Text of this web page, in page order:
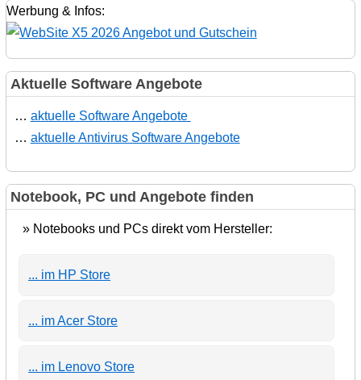
Werbung & Infos:
Aktuelle Software Angebote
… aktuelle Software Angebote
… aktuelle Antivirus Software Angebote
Notebook, PC und Angebote finden
» Notebooks und PCs direkt vom Hersteller:
... im HP Store
... im Acer Store
... im Lenovo Store